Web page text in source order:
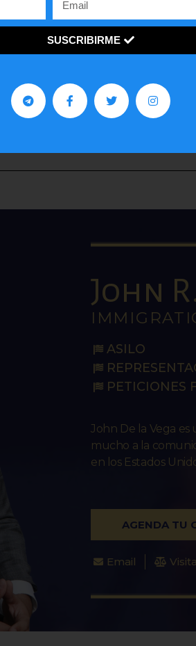
Contra Poder 3.0
economía y política de países como Estados
Venezuela.
John
ASILO
PETICIONES
John De la Vega
mucho a la
en los Estados
AGENDA TU
Email
SUSCRIBIRME